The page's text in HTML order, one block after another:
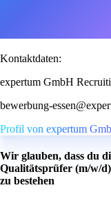
Kontaktdaten:
expertum GmbH
bewerbung-
Profil von expertum
Wir glauben, dass du
Qualitätsprüfer (m/w/
zu bestehen